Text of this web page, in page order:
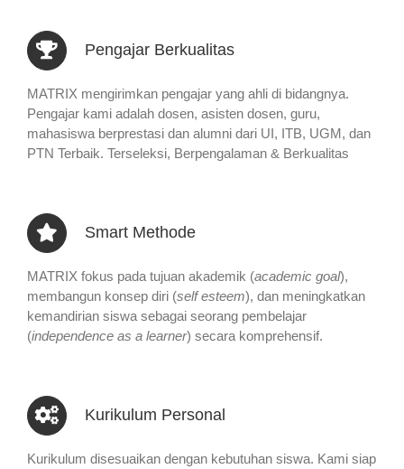
Pengajar Berkualitas
MATRIX mengirimkan pengajar yang ahli di bidangnya.
Pengajar kami adalah dosen, asisten dosen, guru,
mahasiswa berprestasi dan alumni dari UI, ITB, UGM, dan
PTN Terbaik. Terseleksi, Berpengalaman & Berkualitas
Smart Methode
MATRIX fokus pada tujuan akademik (academic goal),
membangun konsep diri (self esteem), dan meningkatkan
kemandirian siswa sebagai seorang pembelajar
(independence as a learner) secara komprehensif.
Kurikulum Personal
Kurikulum disesuaikan dengan kebutuhan siswa. Kami siap